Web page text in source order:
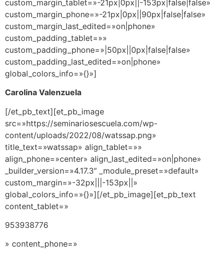
custom_margin_tablet=»-21px|0px||-153px|false|false»
custom_margin_phone=»-21px|0px||90px|false|false»
custom_margin_last_edited=»on|phone»
custom_padding_tablet=»»
custom_padding_phone=»|50px||0px|false|false»
custom_padding_last_edited=»on|phone»
global_colors_info=»{}»]
Carolina Valenzuela
[/et_pb_text][et_pb_image
src=»https://seminariosescuela.com/wp-
content/uploads/2022/08/watssap.png»
title_text=»watssap» align_tablet=»»
align_phone=»center» align_last_edited=»on|phone»
_builder_version=»4.17.3″ _module_preset=»default»
custom_margin=»-32px|||-153px||»
global_colors_info=»{}»][/et_pb_image][et_pb_text
content_tablet=»
953938776
» content_phone=»